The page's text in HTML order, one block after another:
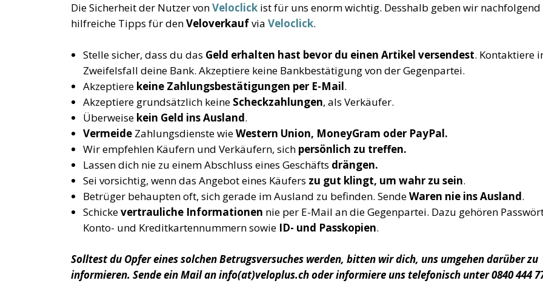
Die Sicherheit der Nutzer vonVeloclick ist für uns enorm wichtig. Desshalb geben wir nachfolgend
hilfreiche Tipps für denVeloverkaufvia Veloclick.
Stelle sicher, dass du das Geld erhalten hast bevor du einen Artikel versendest. Kontaktiere
Zweifelsfall deine Bank. Akzeptiere keine Bankbestätigung von der Gegenpartei.
Akzeptiere keine Zahlungsbestätigungen per E-Mail.
Akzeptiere grundsätzlich keine Scheckzahlungen, als Verkäufer.
Überweise kein Geld ins Ausland.
Vermeide Zahlungsdienste wieWestern Union, MoneyGram oder PayPal.
Wir empfehlen Käufern und Verkäufern, sich persönlich zu treffen.
Lassen dich nie zu einem Abschluss eines Geschäfts drängen.
Sei vorsichtig, wenn das Angebot eines Käufers zu gut klingt, um wahr zu sein.
Betrüger behaupten oft, sich gerade im Ausland zu befinden. SendeWaren nie ins Ausland.
Schickevertrauliche Informationen nie per E-Mail an die Gegenpartei. Dazu gehören
Konto- und Kreditkartennummern sowie ID- und Passkopien.
Solltest du Opfer eines solchen Betrugsversuches werden, bitten wir dich, uns umgehen darüber zu
informieren. Sende ein Mail an info(at)veloplus.ch oder informiere uns telefonisch unter 0840 444